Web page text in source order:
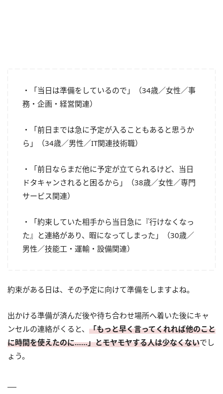
・「当日は準備をしているので」（34歳／女性／事
務・企画・経営関連）
・「前日までは急に予定が入ることもあると思うか
ら」（34歳／男性／IT関連技術職）
・「前日ならまだ他に予定が立てられるけど、当日
ドタキャンされると困るから」（38歳／女性／専門
サービス関連）
・「約束していた相手から当日急に『行けなくなっ
た』と連絡があり、暇になってしまった」（30歳／
男性／技能工・運輸・設備関連）
約束がある日は、その予定に向けて準備をしますよね。
出かける準備が済んだ後や待ち合わせ場所へ着いた後にキャ
ンセルの連絡がくると、 「もっと早く言ってくれれば他のこと
に時間を使えたのに……」とモヤモヤする人は少なくないでし
ょう。